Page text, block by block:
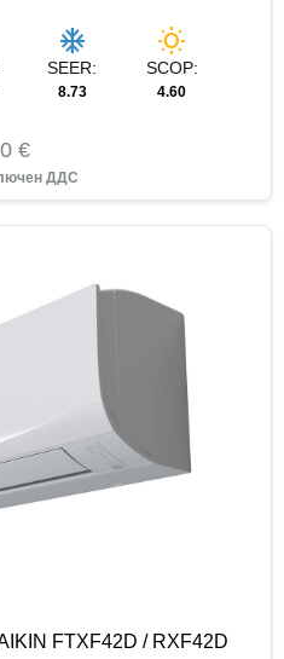
ac_unit
SEER:
8.73
wb_sunny
SCOP:
4.60
€
FTXF42D / RXF42D